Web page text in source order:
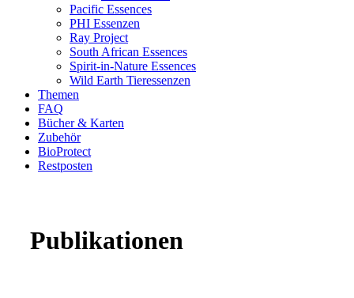
Pacific Essences
PHI Essenzen
Ray Project
South African Essences
Spirit-in-Nature Essences
Wild Earth Tieressenzen
Themen
FAQ
Bücher & Karten
Zubehör
BioProtect
Restposten
Publikationen